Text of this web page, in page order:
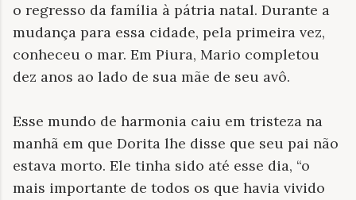
o regresso da família à pátria natal. Durante a
mudança para essa cidade, pela primeira vez,
conheceu o mar. Em Piura, Mario completou
dez anos ao lado de sua mãe de seu avô.
Esse mundo de harmonia caiu em tristeza na
manhã em que Dorita lhe disse que seu pai não
estava morto. Ele tinha sido até esse dia, “o
mais importante de todos os que havia vivido